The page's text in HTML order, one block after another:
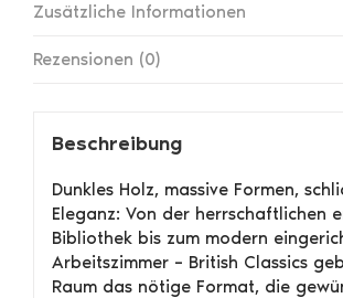
Zusätzliche Informationen
Rezensionen (0)
Beschreibung
Dunkles Holz, massive Formen,
Eleganz: Von der herrschaftlichen
Bibliothek bis zum modern
Arbeitszimmer – British Classics
Raum das nötige Format, die